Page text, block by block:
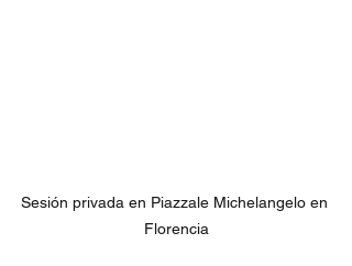
Sesión privada en Piazzale Michelangelo en
Florencia